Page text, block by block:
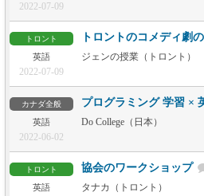
2022-07-09
トロント
英語
2022-07-09
トロントのコメディ劇
ジェンの授業（トロント）
カナダ全般
英語
2022-06-02
プログラミング 学習 ×
Do College（日本）
トロント
英語
協会のワークショップ
タナカ（トロント）